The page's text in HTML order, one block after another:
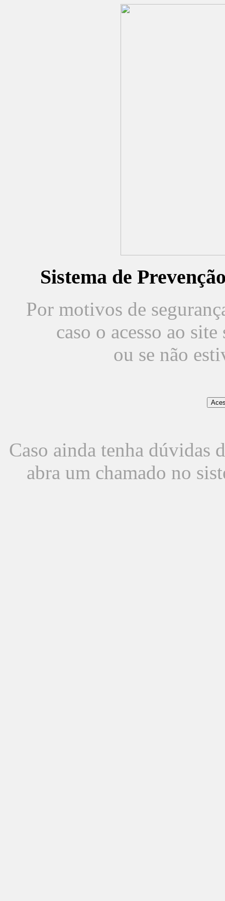
Sistema de
Por motivos de
caso o acesso ao
ou se não
Caso ainda tenha dúvidas
abra um chamado no